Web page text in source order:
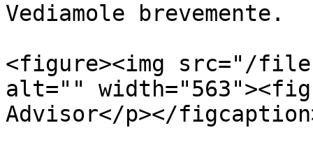
Vediamole brevemente.
<figure><img src="/
alt=""
Advisor</p></